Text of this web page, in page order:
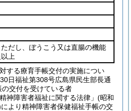
だし、ぼうこう又は直腸の機能
上
する療育手帳交付の実施につい
日福祉第308号広島県民生部長通
交付を受けている者
神障害者福祉に関する法律」 (昭和
により精神障害者保健福祉手帳の交